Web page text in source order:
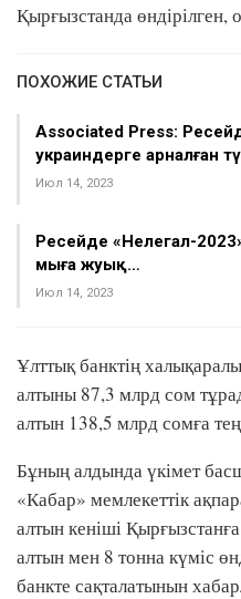
Қырғызстанда өндірілген,
ПОХОЖИЕ СТАТЬИ
Associated Press:
украиндерге арналған
Июл 14, 2023
Ресейде «Нелегал-
мыңға жуық…
Июл 14, 2023
Ұлттық банктің
алтыны 87,3 млрд сом
алтын 138,5 млрд сомға
Бұның алдында үкімет
«Кабар» мемлекеттік
алтын кеніші
алтын мен 8 тонна күміс
банкте сақталатынын